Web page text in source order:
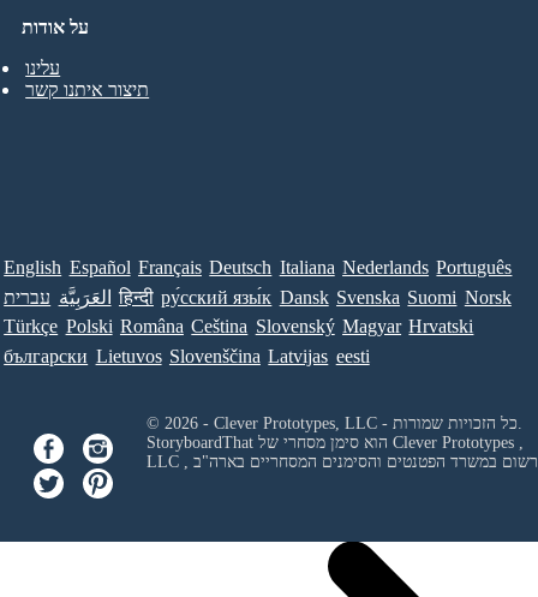
על אודות
עלינו
תיצור איתנו קשר
English Español Français Deutsch Italiana Nederlands Português
עברית العَرَبِيَّة हिन्दी ру́сский язы́к Dansk Svenska Suomi Norsk
Türkçe Polski Româna Ceština Slovenský Magyar Hrvatski
български Lietuvos Slovenščina Latvijas eesti
Clever Prototypes ,
LLC
ורשום במשרד הפטנטים והסימנים המסחריים בארה"ב